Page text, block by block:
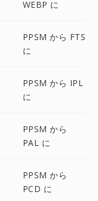
WEBP に
PPSM から FTS
に
PPSM から IPL
に
PPSM から
PAL に
PPSM から
PCD に